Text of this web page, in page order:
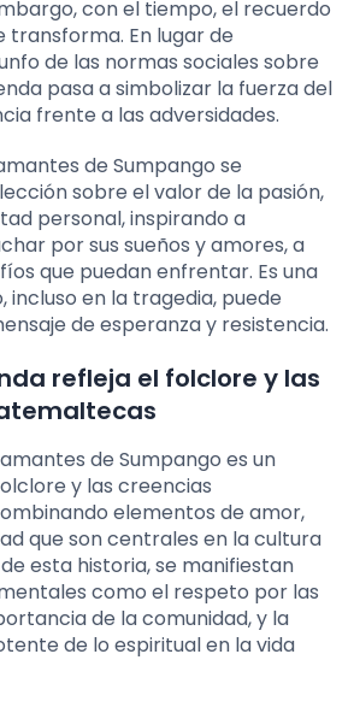
con el tiempo, el recuerdo
transforma. En lugar de
de las normas sociales sobre
pasa a simbolizar la fuerza del
frente a las adversidades.
de Sumpango se
sobre el valor de la pasión,
personal, inspirando a
por sus sueños y amores, a
que puedan enfrentar. Es una
incluso en la tragedia, puede
de esperanza y resistencia.
refleja el folclore y las
de Sumpango es un
y las creencias
elementos de amor,
que son centrales en la cultura
esta historia, se manifiestan
como el respeto por las
de la comunidad, y la
de lo espiritual en la vida